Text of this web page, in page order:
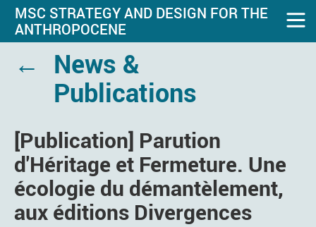
MSC STRATEGY AND DESIGN FOR THE
ANTHROPOCENE
←
News &
Publications
[Publication] Parution
d'Héritage et Fermeture. Une
écologie du démantèlement,
aux éditions Divergences